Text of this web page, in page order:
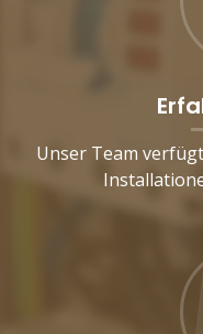
Unser Team